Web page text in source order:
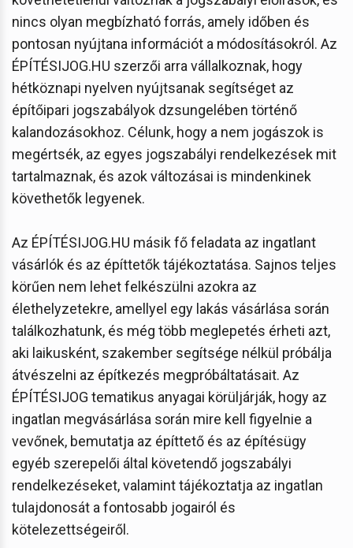
nincs olyan megbízható forrás, amely időben és
pontosan nyújtana információt a módosításokról. Az
ÉPÍTÉSIJOG.HU szerzői arra vállalkoznak, hogy
hétköznapi nyelven nyújtsanak segítséget az
építőipari jogszabályok dzsungelében történő
kalandozásokhoz. Célunk, hogy a nem jogászok is
megértsék, az egyes jogszabályi rendelkezések mit
tartalmaznak, és azok változásai is mindenkinek
követhetők legyenek.
Az ÉPÍTÉSIJOG.HU másik fő feladata az ingatlant
vásárlók és az építtetők tájékoztatása. Sajnos teljes
körűen nem lehet felkészülni azokra az
élethelyzetekre, amellyel egy lakás vásárlása során
találkozhatunk, és még több meglepetés érheti azt,
aki laikusként, szakember segítsége nélkül próbálja
átvészelni az építkezés megpróbáltatásait. Az
ÉPÍTÉSIJOG tematikus anyagai körüljárják, hogy az
ingatlan megvásárlása során mire kell figyelnie a
vevőnek, bemutatja az építtető és az építésügy
egyéb szerepelői által követendő jogszabályi
rendelkezéseket, valamint tájékoztatja az ingatlan
tulajdonosát a fontosabb jogairól és
kötelezettségeiről.